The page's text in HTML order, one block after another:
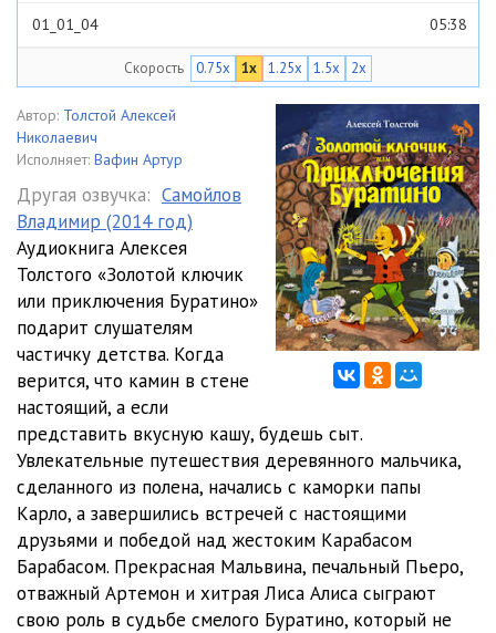
01_01_04 05:38
01_01_06
01_01_07 03:43
01_01_08 06:54
01_01_09 05:47
04:40
01_01_11 04:59
01_01_12
01_01_13
01_01_14 06:58
01_01_15
01_01_16
01_01_17 03:51
Скорость 0.75x 1x 1.25x 1.5x 2x
Автор: Толстой Алексей
Николаевич
Исполняет: Вафин Артур
Другая озвучка: Самойлов
Владимир (2014 год)
Аудиокнига Алексея
Толстого «Золотой ключик
или приключения Буратино»
подарит слушателям
частичку детства. Когда
верится, что камин в стене
настоящий, а если
представить вкусную кашу, будешь сыт.
Увлекательные путешествия деревянного мальчика,
сделанного из полена, начались с каморки папы
Карло, а завершились встречей с настоящими
друзьями и победой над жестоким Карабасом
Барабасом. Прекрасная Мальвина, печальный Пьеро,
отважный Артемон и хитрая Лиса Алиса сыграют
свою роль в судьбе смелого Буратино, который не